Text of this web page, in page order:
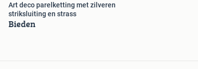
Art deco parelketting met zilveren
striksluiting en strass
Bieden